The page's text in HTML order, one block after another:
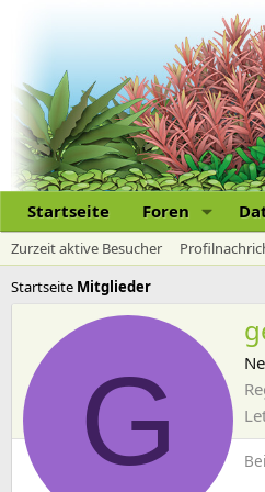
Startseite Foren
Zurzeit aktive Besucher
Startseite Mitglieder
G